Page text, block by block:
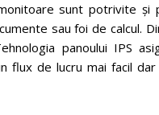
sunt potrivite și
sau foi de calcul.
panoului IPS
flux de lucru mai facil